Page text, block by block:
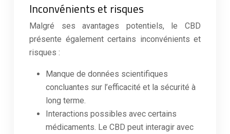
Inconvénients et risques
Malgré ses avantages potentiels, le CBD
présente également certains inconvénients et
risques :
Manque de données scientifiques
concluantes sur l’efficacité et la sécurité à
long terme.
Interactions possibles avec certains
médicaments. Le CBD peut interagir avec